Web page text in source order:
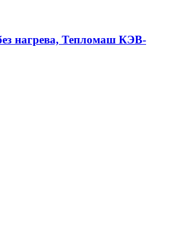
нагрева, Тепломаш КЭВ-